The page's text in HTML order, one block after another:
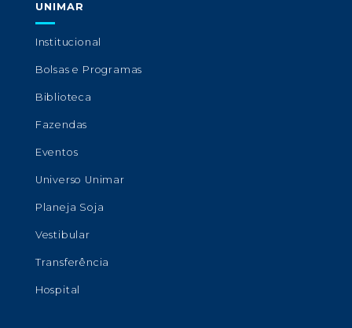
UNIMAR
Institucional
Bolsas e Programas
Biblioteca
Fazendas
Eventos
Universo Unimar
Planeja Soja
Vestibular
Transferência
Hospital